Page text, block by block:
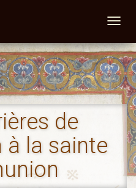
de
à la sainte